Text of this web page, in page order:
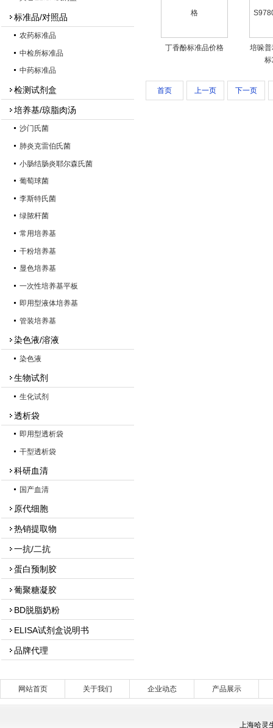
标准品/对照品
农药标准品
中检所标准品
中药标准品
检测试剂盒
培养基/琼脂肉汤
沙门氏菌
肺炎克雷伯氏菌
小肠结肠炎耶尔森氏菌
葡萄球菌
李斯特氏菌
绿脓杆菌
常用培养基
干粉培养基
显色培养基
一次性培养基平板
即用型液体培养基
管装培养基
染色液/溶液
染色液
生物试剂
生化试剂
透析袋
即用型透析袋
干型透析袋
科研血清
国产血清
原代细胞
热销提取物
一抗/二抗
蛋白预制胶
葡聚糖凝胶
BD脱脂奶粉
ELISA试剂盒说明书
品牌代理
丁香酚标准品价格
培哚
首页 上一页 下一页
网站首页 关于我们 企业动态 产品展示
上海哈灵